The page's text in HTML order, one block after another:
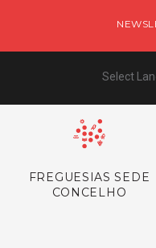
Select
FREGUESIAS SEDE
CONCELHO